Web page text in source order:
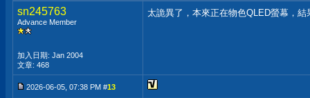
sn245763
Advance Member
加入日期: Jan 2004
文章: 468
太詭異了，本來正在物色QLED螢幕，結
2026-06-05, 07:38 PM #13